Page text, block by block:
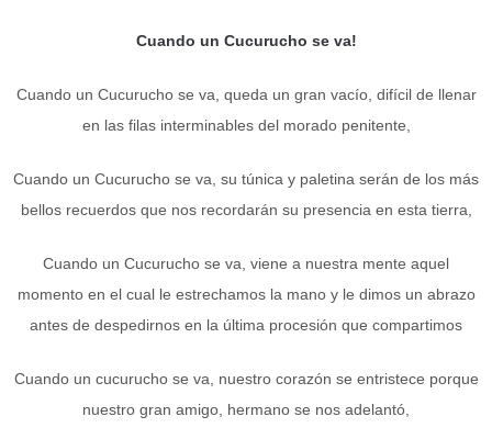
Cuando un Cucurucho se va!
Cuando un Cucurucho se va, queda un gran vacío, difícil de llenar
en las filas interminables del morado penitente,
Cuando un Cucurucho se va, su túnica y paletina serán de los más
bellos recuerdos que nos recordarán su presencia en esta tierra,
Cuando un Cucurucho se va, viene a nuestra mente aquel
momento en el cual le estrechamos la mano y le dimos un abrazo
antes de despedirnos en la última procesión que compartimos
Cuando un cucurucho se va, nuestro corazón se entristece porque
nuestro gran amigo, hermano se nos adelantó,